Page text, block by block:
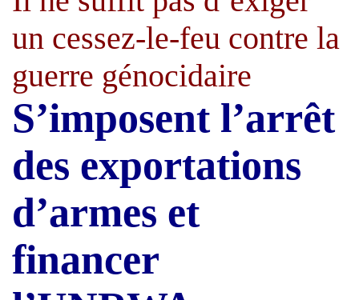
un cessez-le-feu contre la
guerre génocidaire
S’imposent l’arrêt
des exportations
d’armes et
financer